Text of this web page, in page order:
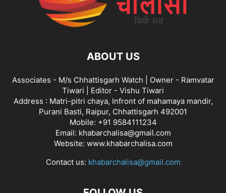
ABOUT US
Associates - M/s Chhattisgarh Watch | Owner - Ramvatar
Tiwari | Editor - Vishu Tiwari
Address : Matri-pitri chaya, Infront of mahamaya mandir,
Purani Basti, Raipur, Chhattisgarh 492001
Mobile: +91 9584111234
Email: khabarchalisa@gmail.com
Website: www.khabarchalisa.com
Contact us: khabarchalisa@gmail.com